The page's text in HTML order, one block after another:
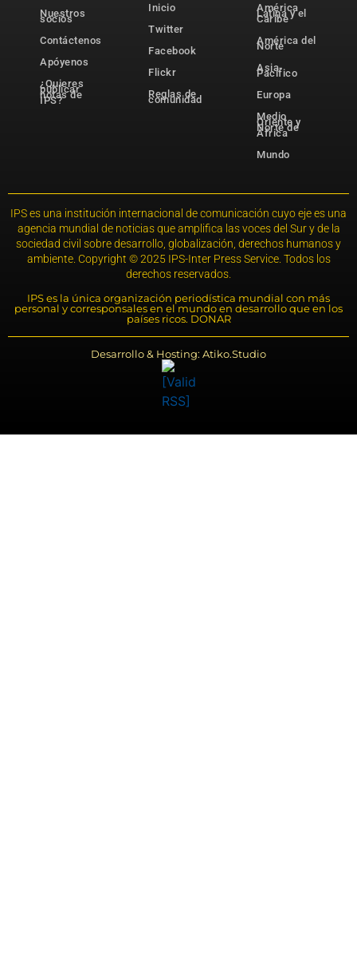
Nuestros
socios
Contáctenos
Apóyenos
¿Quieres
publicar
notas de
IPS?
Inicio
Twitter
Facebook
Flickr
Reglas de
comunidad
América
Latina y el
Caribe
América del
Norte
Asia-
Pacífico
Europa
Medio
Oriente y
Norte de
África
Mundo
IPS es una institución internacional de comunicación cuyo eje es una
agencia mundial de noticias que amplifica las voces del Sur y de la
sociedad civil sobre desarrollo, globalización, derechos humanos y
ambiente. Copyright © 2025 IPS-Inter Press Service. Todos los
derechos reservados.
IPS es la única organización periodística mundial con más
personal y corresponsales en el mundo en desarrollo que en los
países ricos. DONAR
Desarrollo & Hosting: Atiko.Studio